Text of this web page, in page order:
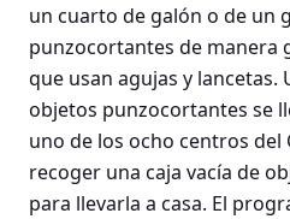
un cuarto de galón o de un
punzocortantes de manera
que usan agujas y lancetas.
objetos punzocortantes se
uno de los ocho centros del
recoger una caja vacía de
para llevarla a casa. El